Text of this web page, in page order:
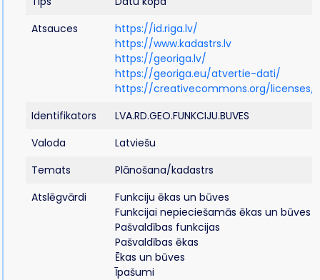
Atsauces
https://id.riga.lv/
https://www.kadastrs.lv
https://georiga.lv/
https://georiga.eu/atvertie-dati/
https://creativecommons.org/licenses/
Identifikators
LVA.RD.GEO.FUNKCIJU.BUVES
Valoda
Latviešu
Temats
Plānošana/kadastrs
Atslēgvārdi
Funkciju ēkas un būves
Funkcijai nepieciešamās ēkas un būves
Pašvaldības funkcijas
Pašvaldības ēkas
Ēkas un būves
Īpašumi